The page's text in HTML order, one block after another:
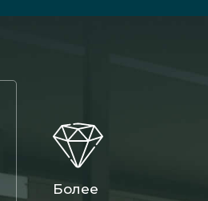
Более